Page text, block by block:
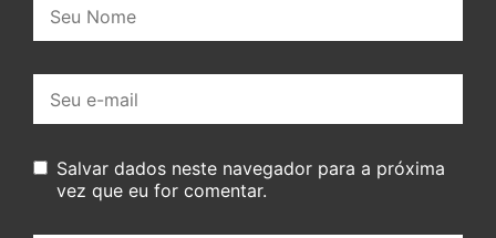
mail:
Salvar dados neste navegador para a próxima
vez que eu for comentar.